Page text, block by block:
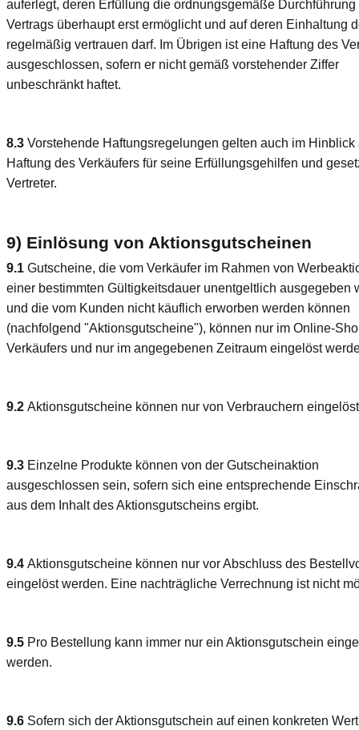
auferlegt, deren Erfüllung die ordnungsgemäße Durchführung
Vertrags überhaupt erst ermöglicht und auf deren Einhaltung
regelmäßig vertrauen darf. Im Übrigen ist eine Haftung des
ausgeschlossen, sofern er nicht gemäß vorstehender Ziffer
unbeschränkt haftet.
8.3 Vorstehende Haftungsregelungen gelten auch im Hinblick
Haftung des Verkäufers für seine Erfüllungsgehilfen und
Vertreter.
9) Einlösung von Aktionsgutscheinen
9.1 Gutscheine, die vom Verkäufer im Rahmen von
einer bestimmten Gültigkeitsdauer unentgeltlich ausgegeben
und die vom Kunden nicht käuflich erworben werden können
(nachfolgend "Aktionsgutscheine"), können nur im Online-
Verkäufers und nur im angegebenen Zeitraum eingelöst
9.2 Aktionsgutscheine können nur von Verbrauchern
9.3 Einzelne Produkte können von der Gutscheinaktion
ausgeschlossen sein, sofern sich eine entsprechende
aus dem Inhalt des Aktionsgutscheins ergibt.
9.4 Aktionsgutscheine können nur vor Abschluss des
eingelöst werden. Eine nachträgliche Verrechnung ist nicht
9.5 Pro Bestellung kann immer nur ein Aktionsgutschein
werden.
9.6 Sofern sich der Aktionsgutschein auf einen konkreten